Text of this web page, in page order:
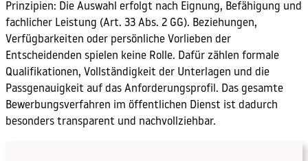
Prinzipien: Die Auswahl erfolgt nach Eignung, Befähigung und
fachlicher Leistung (Art. 33 Abs. 2 GG). Beziehungen,
Verfügbarkeiten oder persönliche Vorlieben der
Entscheidenden spielen keine Rolle. Dafür zählen formale
Qualifikationen, Vollständigkeit der Unterlagen und die
Passgenauigkeit auf das Anforderungsprofil. Das gesamte
Bewerbungsverfahren im öffentlichen Dienst ist dadurch
besonders transparent und nachvollziehbar.